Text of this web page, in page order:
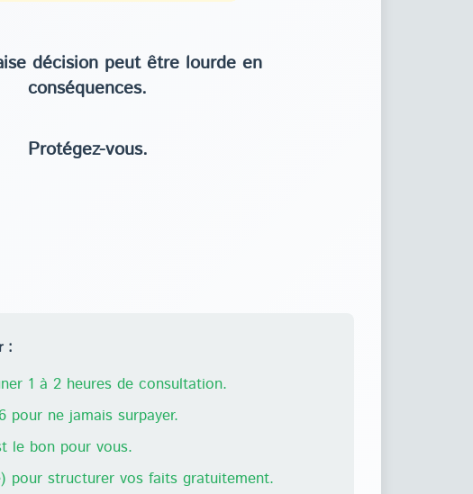
décision peut être lourde en
conséquences.
Protégez-vous.
:
1 à 2 heures de consultation.
pour ne jamais surpayer.
le bon pour vous.
pour structurer vos faits gratuitement.